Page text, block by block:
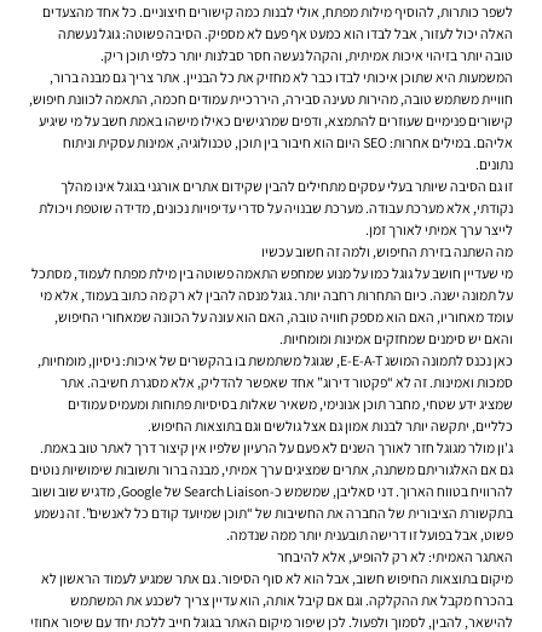
לשפר כותרות, להוסיף מילות מפתח, אולי לבנות כמה קישורים חיצוניים. כל אחד מהצעדים
האלה יכול לעזור, אבל לבדו הוא כמעט אף פעם לא מספיק. הסיבה פשוטה: גוגל נעשתה
טובה יותר בזיהוי איכות אמיתית, והקהל נעשה חסר סבלנות יותר כלפי תוכן ריק.
המשמעות היא שתוכן איכותי לבדו כבר לא מחזיק את כל הבניין. אתר צריך גם מבנה ברור,
חוויית משתמש טובה, מהירות טעינה סבירה, היררכיית עמודים חכמה, התאמה לכוונת חיפוש,
קישורים פנימיים שעוזרים להתמצא, ודפים שמרגישים כאילו מישהו באמת חשב על מי שיגיע
אליהם. במילים אחרות: SEO היום הוא חיבור בין תוכן, טכנולוגיה, אמינות עסקית וניתוח
נתונים.
זו גם הסיבה שיותר בעלי עסקים מתחילים להבין שקידום אתרים אורגני בגוגל אינו מהלך
נקודתי, אלא מערכת עבודה. מערכת שבנויה על סדרי עדיפויות נכונים, מדידה שוטפת ויכולת
לייצר ערך אמיתי לאורך זמן.
מה השתנה בזירת החיפוש, ולמה זה חשוב עכשיו
מי שעדיין חושב על גוגל כמו על מנוע שמחפש התאמה פשוטה בין מילת מפתח לעמוד, מסתכל
על תמונה ישנה. כיום התחרות רחבה יותר. גוגל מנסה להבין לא רק מה כתוב בעמוד, אלא מי
עומד מאחוריו, האם הוא מספק חוויה טובה, האם הוא עונה על הכוונה שמאחורי החיפוש,
והאם יש סימנים שמחזקים אמינות ומומחיות.
כאן נכנס לתמונה המושג E-E-A-T, שגוגל משתמשת בו בהקשרים של איכות: ניסיון, מומחיות,
סמכות ואמינות. זה לא “פקטור דירוג” אחד שאפשר להדליק, אלא מסגרת חשיבה. אתר
שמציג ידע שטחי, מחבר תוכן אנונימי, משאיר שאלות בסיסיות פתוחות ומעמיס עמודים
כלליים, יתקשה יותר לבנות אמון גם אצל גולשים וגם בתוצאות החיפוש.
ג'ון מולר מגוגל חזר לאורך השנים לא פעם על הרעיון שלפיו אין קיצור דרך לאתר טוב באמת.
גם אם האלגוריתם משתנה, אתרים שמציגים ערך אמיתי, מבנה ברור ותשובות שימושיות נוטים
להרוויח בטווח הארוך. דני סאליבן, שמשמש כ-Search Liaison של Google, מדגיש שוב ושוב
בתקשורת הציבורית של החברה את החשיבות של “תוכן שמיועד קודם כל לאנשים”. זה נשמע
פשוט, אבל בפועל זו דרישה תובענית יותר ממה שנדמה.
האתגר האמיתי: לא רק להופיע, אלא להיבחר
מיקום בתוצאות החיפוש חשוב, אבל הוא לא סוף הסיפור. גם אתר שמגיע לעמוד הראשון לא
בהכרח מקבל את ההקלקה. וגם אם קיבל אותה, הוא עדיין צריך לשכנע את המשתמש
להישאר, להבין, לסמוך ולפעול. לכן שיפור מיקום האתר בגוגל חייב ללכת יחד עם שיפור אחוזי